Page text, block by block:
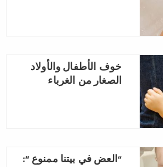
خوف الأطفال والأولاد
الصغار من الغرباء
“العض في بيتنا ممنوع “: